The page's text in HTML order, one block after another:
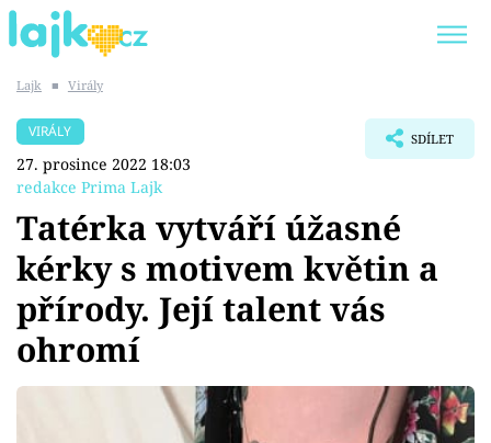
SHOPAHOLICADEL
Témata
Showbyznys
Youtubeři
Lajk ■ Virály
VIRÁLY
27. prosince 2022 18:03
redakce Prima Lajk
SDÍLET
Tatérka vytváří úžasné
kérky s motivem květin a
přírody. Její talent vás
ohromí